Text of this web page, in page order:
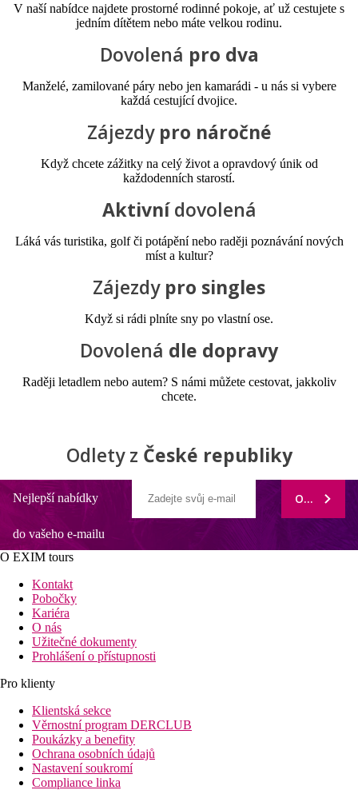
V naší nabídce najdete prostorné rodinné pokoje, ať už cestujete s
jedním dítětem nebo máte velkou rodinu.
Dovolená pro dva
Manželé, zamilované páry nebo jen kamarádi - u nás si vybere
každá cestující dvojice.
Zájezdy pro náročné
Když chcete zážitky na celý život a opravdový únik od
každodenních starostí.
Aktivnídovolená
Láká vás turistika, golf či potápění nebo raději poznávání nových
míst a kultur?
Zájezdy pro singles
Když si rádi plníte sny po vlastní ose.
Dovolená dle dopravy
Raději letadlem nebo autem? S námi můžete cestovat, jakkoliv
chcete.
Odlety z České republiky
Nejlepší nabídky
do vašeho e-mailu
ODEBÍRAT
O EXIM tours
Kontakt
Pobočky
Kariéra
O nás
Užitečné dokumenty
Prohlášení o přístupnosti
Pro klienty
Klientská sekce
Věrnostní program DERCLUB
Poukázky a benefity
Ochrana osobních údajů
Nastavení soukromí
Compliance linka